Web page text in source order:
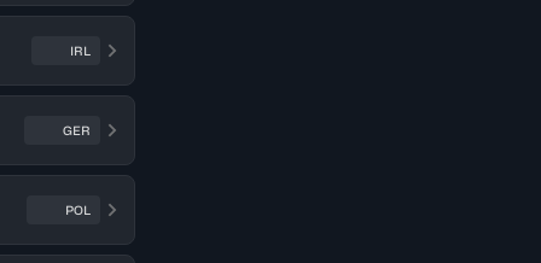
IRL
GER
POL